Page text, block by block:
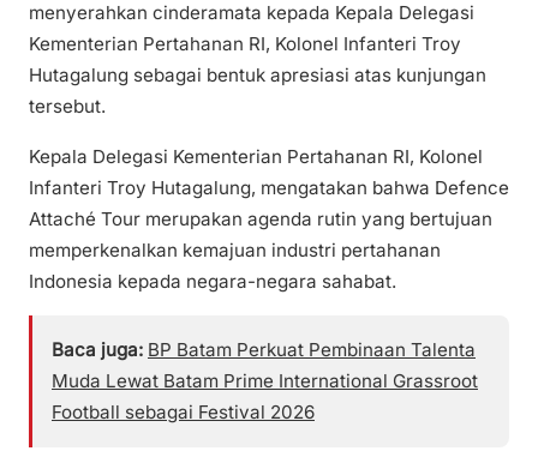
menyerahkan cinderamata kepada Kepala Delegasi
Kementerian Pertahanan RI, Kolonel Infanteri Troy
Hutagalung sebagai bentuk apresiasi atas kunjungan
tersebut.
Kepala Delegasi Kementerian Pertahanan RI, Kolonel
Infanteri Troy Hutagalung, mengatakan bahwa Defence
Attaché Tour merupakan agenda rutin yang bertujuan
memperkenalkan kemajuan industri pertahanan
Indonesia kepada negara-negara sahabat.
Baca juga: BP Batam Perkuat Pembinaan Talenta
Muda Lewat Batam Prime International Grassroot
Football sebagai Festival 2026